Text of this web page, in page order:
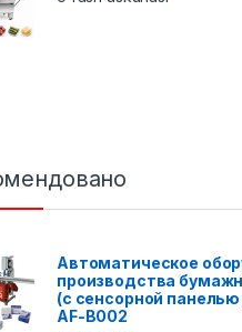
Автоматическое
производства
(с сенсорной
AF-B002